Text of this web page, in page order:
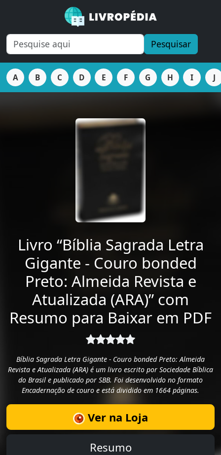
Pesquisar
A B C D E F G H I J
Livro “Bíblia Sagrada Letra
Gigante - Couro bonded
Preto: Almeida Revista e
Atualizada (ARA)” com
Resumo para Baixar em PDF
Bíblia Sagrada Letra Gigante - Couro bonded Preto: Almeida
Revista e Atualizada (ARA) é um livro escrito por Sociedade Bíblica
do Brasil e publicado por SBB. Foi desenvolvido no formato
Encadernação de couro e está dividido em 1664 páginas.
Ver na Loja
Resumo